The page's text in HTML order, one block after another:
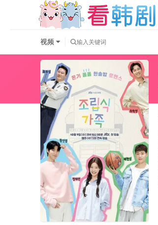
视频